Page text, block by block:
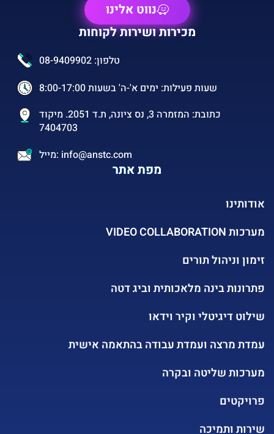
נווט אלינו
מכירות ושירות לקוחות
טלפון: 08-9409902
שעות פעילות: ימים א'-ה' בשעות 8:00-17:00
כתובת: המזמרה 3, נס ציונה, ת.ד 2051. מיקוד
7404703
מייל: info@anstc.com
מפת אתר
אודותינו
VIDEO COLLABORATION מערכות
זימון וניהול תורים
פתרונות בינה מלאכותית וביג דטה
שילוט דיגיטלי וקיר וידאו
עמדת מרצה ועמדת עבודה בהתאמה אישית
מערכות שליטה ובקרה
פרויקטים
שירות ותמיכה